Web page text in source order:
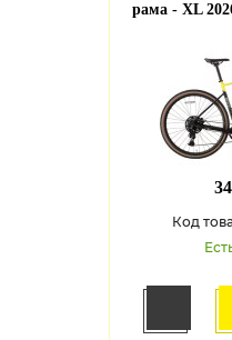
рама - XL
Код